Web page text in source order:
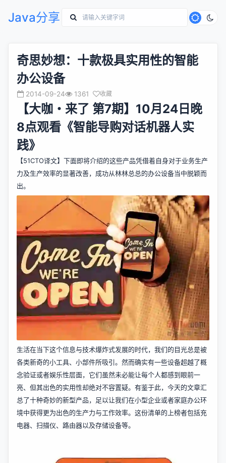
Java分享
奇思妙想：十款极具实用性的智能
办公设备
2014-09-24 1361 收藏
【大咖・来了 第7期】10月24日晚
8点观看《智能导购对话机器人实
践》
【51CTO译文】下面即将介绍的这些产品凭借着自身对于业务生产
力及生产效率的显著改善，成功从林林总总的办公设备当中脱颖而
出。
生活在当下这个信息与技术爆炸式发展的时代，我们的目光总是被
各类新奇的小工具、小部件所吸引。然而确实有一些设备超越了概
念验证或者娱乐性层面，它们虽然未必能让每个人都感到眼前一
亮、但其出色的实用性却绝对不容置疑。有鉴于此，今天的文章汇
总了十种奇妙的新型产品，足以让我们在小型企业或者家庭办公环
境中获得更为出色的生产力与工作效率。这份清单的上榜者包括充
电器、扫描仪、路由器以及存储设备等。